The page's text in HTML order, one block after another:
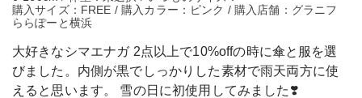
購入サイズ：FREE / 購入カラー：ピンク / 購入店舗：グラニフ
ららぽーと横浜
大好きなシマエナガ 2点以上で10%offの時に傘と服を選
びました。内側が黒でしっかりした素材で雨天両方に使
えると思います。 雪の日に初使用してみました❣️